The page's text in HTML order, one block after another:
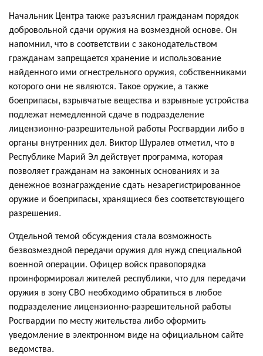
Начальник Центра также разъяснил гражданам порядок
добровольной сдачи оружия на возмездной основе. Он
напомнил, что в соответствии с законодательством
гражданам запрещается хранение и использование
найденного ими огнестрельного оружия, собственниками
которого они не являются. Такое оружие, а также
боеприпасы, взрывчатые вещества и взрывные устройства
подлежат немедленной сдаче в подразделение
лицензионно-разрешительной работы Росгвардии либо в
органы внутренних дел. Виктор Шуралев отметил, что в
Республике Марий Эл действует программа, которая
позволяет гражданам на законных основаниях и за
денежное вознаграждение сдать незарегистрированное
оружие и боеприпасы, хранящиеся без соответствующего
разрешения.
Отдельной темой обсуждения стала возможность
безвозмездной передачи оружия для нужд специальной
военной операции. Офицер войск правопорядка
проинформировал жителей республики, что для передачи
оружия в зону СВО необходимо обратиться в любое
подразделение лицензионно-разрешительной работы
Росгвардии по месту жительства либо оформить
уведомление в электронном виде на официальном сайте
ведомства.